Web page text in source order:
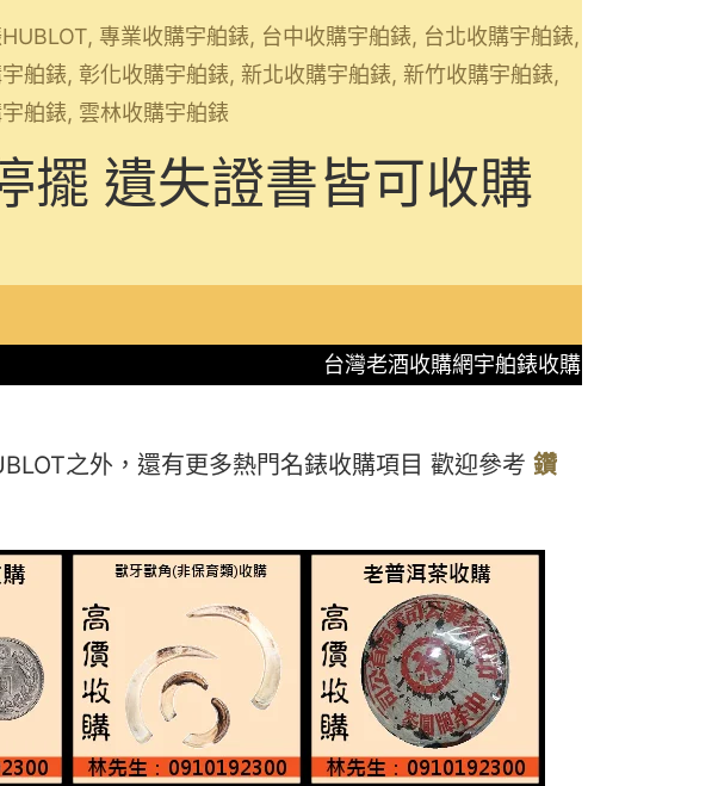
專業收購宇舶錶, 台中收購宇舶錶, 台北收購宇舶錶,
舶錶, 彰化收購宇舶錶, 新北收購宇舶錶, 新竹收購宇舶錶,
舶錶, 雲林收購宇舶錶
擺 遺失證書皆可收購
台灣老酒收購網宇舶錶收購
之外，還有更多熱門名錶收購項目 歡迎參考 鑽